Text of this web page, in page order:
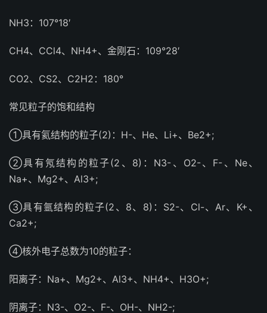
NH3：107°18′
CH4、CCl4、NH4+、金刚石：109°28′
CO2、CS2、C2H2：180°
常见粒子的饱和结构
①具有氦结构的粒子(2)：H-、He、Li+、Be2+;
②具有氖结构的粒子(2、8)：N3-、O2-、F-、Ne、
Na+、Mg2+、Al3+;
③具有氩结构的粒子(2、8、8)：S2-、Cl-、Ar、K+、
Ca2+;
④核外电子总数为10的粒子：
阳离子：Na+、Mg2+、Al3+、NH4+、H3O+;
阴离子：N3-、O2-、F-、OH-、NH2-;